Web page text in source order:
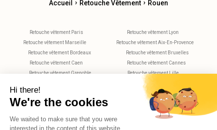
Accueil › Retouche Vêtement › Rouen
Retouche vêtement Paris
Retouche vêtement Lyon
Retouche vêtement Marseille
Retouche vêtement Aix-En-Provence
Retouche vêtement Bordeaux
Retouche vêtement Bruxelles
Retouche vêtement Caen
Retouche vêtement Cannes
Retouche vêtement Grenoble
Retouche vêtement Lille
Retouche vêtement Montpellier
Retouche vêtement Nantes
Retouche vêtement Nice
Retouche vêtement Nimes
Retouche vêtement Rennes
Retouche vêtement Toulouse
Retouche vêtement Tours